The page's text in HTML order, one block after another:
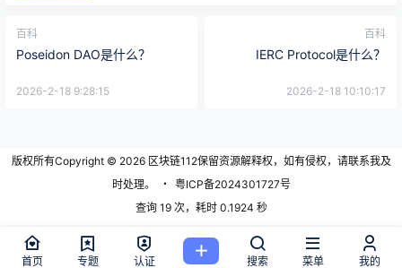
百科
Poseidon DAO是什么？
2026-2-18 9:28:15
百科
IERC Protocol是什么？
2026-2-18 10:10:17
版权所有Copyright © 2026区块链112保留资源解释权，如有侵权，请联系我及
时处理。
・ 粤ICP备2024301727号
查询 19 次，耗时 0.1924 秒
首页 专题 认证 搜索 菜单 我的